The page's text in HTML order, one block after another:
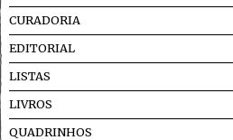
CURADORIA
EDITORIAL
LISTAS
LIVROS
QUADRINHOS